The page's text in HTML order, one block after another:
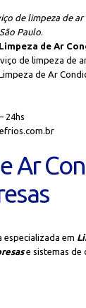
de limpeza de
Paulo.
Limpeza de Ar
de limpeza de
de Ar
24hs
Ar
especializada em
e sistemas de